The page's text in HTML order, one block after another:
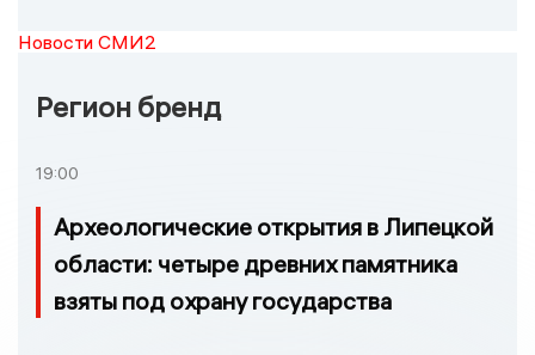
Новости СМИ2
Регион бренд
19:00
Археологические открытия в Липецкой
области: четыре древних памятника
взяты под охрану государства